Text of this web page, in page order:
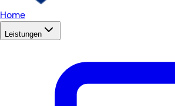
Home
Leistungen